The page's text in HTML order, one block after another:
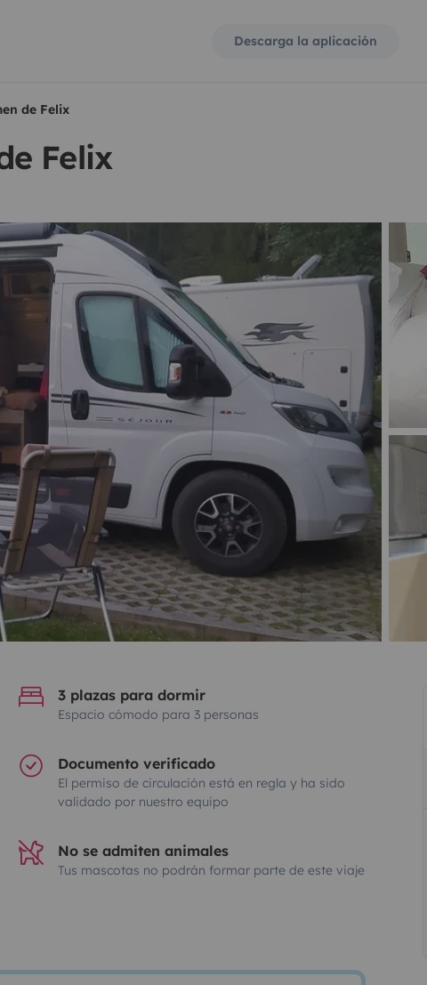
Descarga la aplicación
de Felix
Felix
3 plazas para dormir
Espacio cómodo para 3 personas
Documento verificado
El permiso de circulación está en regla y ha sido
validado por nuestro equipo
No se admiten animales
Tus mascotas no podrán formar parte de este viaje